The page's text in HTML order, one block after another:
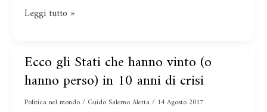
e
Leggi tutto »
Ecco gli Stati che hanno vinto (o
hanno perso) in 10 anni di crisi
Politica nel mondo/ Guido Salerno Aletta/ 14 Agosto 2017
Ecco
gli
Stati
che